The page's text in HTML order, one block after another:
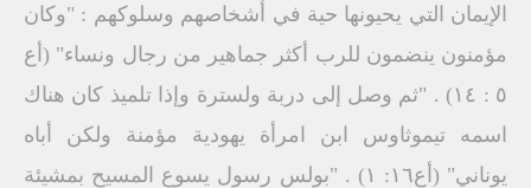
الإيمان التي يحيونها حية في أشخاصهم وسلوكهم : "وكان
مؤمنون ينضمون للرب أكثر جماهير من رجال ونساء" (أع
٥ : ١٤) . "ثم وصل إلى دربة ولسترة وإذا تلميذ كان هناك
اسمه تيموثاوس ابن امرأة يهودية مؤمنة ولكن أباه
يوناني" (أع١٦: ١) . "بولس رسول يسوع المسيح بمشيئة